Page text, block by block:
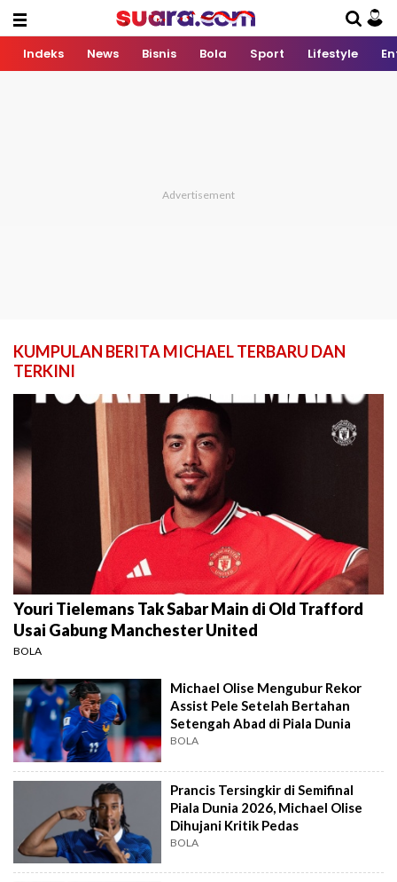
Indeks News Bisnis Bola Sport Lifestyle
KUMPULAN BERITA MICHAEL TERBARU DAN
TERKINI
Youri Tielemans Tak Sabar Main di Old Trafford
Usai Gabung Manchester United
BOLA
Michael Olise Mengubur Rekor
Assist Pele Setelah Bertahan
Setengah Abad di Piala Dunia
BOLA
Prancis Tersingkir di Semifinal
Piala Dunia 2026, Michael Olise
Dihujani Kritik Pedas
BOLA